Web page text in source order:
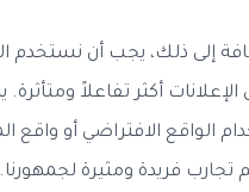
إلى ذلك، يجب أن نستخدم
أكثر تفاعلاً ومتأثرة.
الواقع الافتراضي أو واقع
تجارب فريدة ومثيرة